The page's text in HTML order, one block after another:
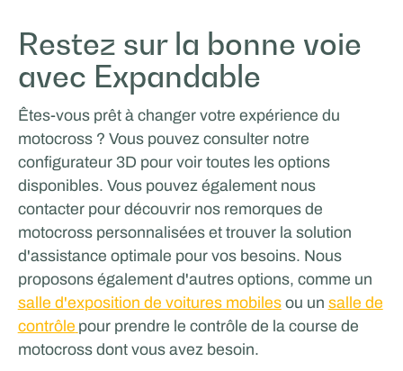
TRAVAIL & APPRENTISSAGE MOBILES
Rijschool Roordink
VENTES ET PROMOTION
Restez sur la bonne voie
avec Expandable
Êtes-vous prêt à changer votre expérience du
motocross ? Vous pouvez consulter notre
configurateur 3D pour voir toutes les options
disponibles. Vous pouvez également nous
contacter pour découvrir nos remorques de
motocross personnalisées et trouver la solution
d'assistance optimale pour vos besoins. Nous
proposons également d'autres options, comme un
salle d'exposition de voitures mobiles ou un salle de
contrôle pour prendre le contrôle de la course de
motocross dont vous avez besoin.